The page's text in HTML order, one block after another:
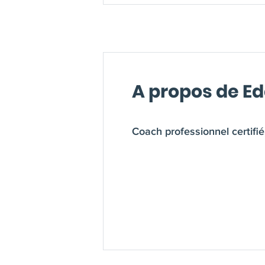
A propos de
Coach professionnel
ans d'expérience dans les